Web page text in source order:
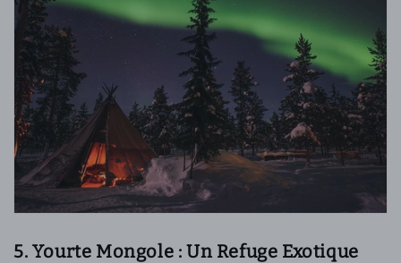
5. Yourte Mongole : Un Refuge Exotique